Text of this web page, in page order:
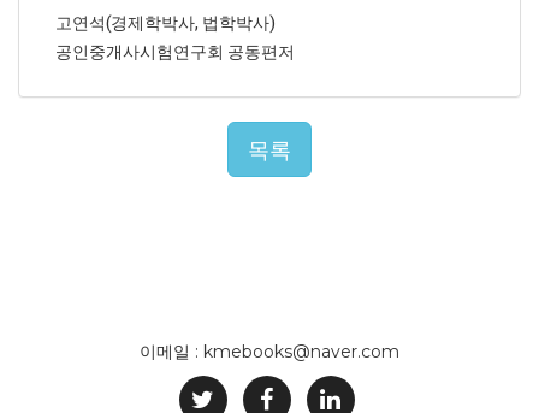
고연석(경제학박사, 법학박사)
공인중개사시험연구회 공동편저
목록
이메일 : kmebooks@naver.com